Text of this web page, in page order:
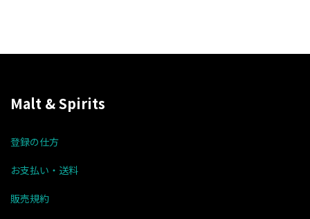
Malt & Spirits
登録の仕方
お支払い・送料
販売規約